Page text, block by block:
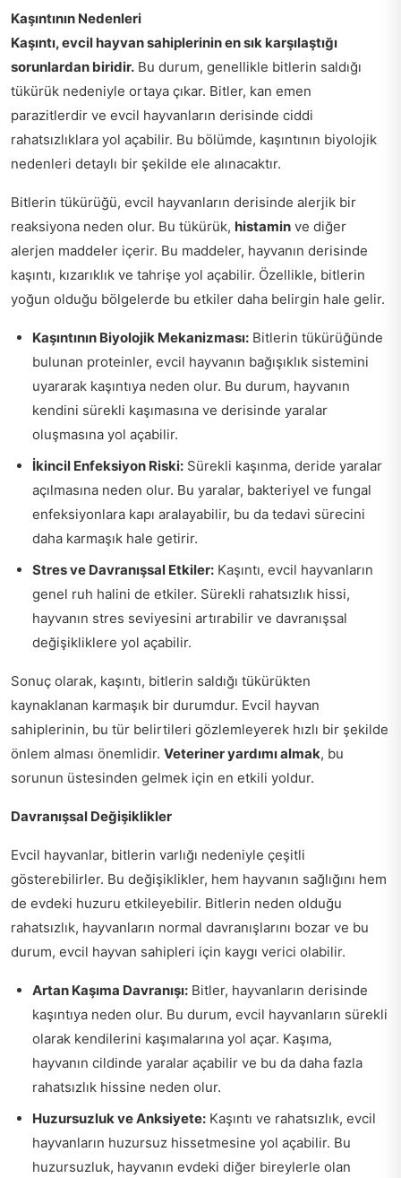
Kaşıntının Nedenleri
Kaşıntı, evcil hayvan sahiplerinin en sık karşılaştığı
sorunlardan biridir. Bu durum, genellikle bitlerin saldığı
tükürük nedeniyle ortaya çıkar. Bitler, kan emen
parazitlerdir ve evcil hayvanların derisinde ciddi
rahatsızlıklara yol açabilir. Bu bölümde, kaşıntının biyolojik
nedenleri detaylı bir şekilde ele alınacaktır.
Bitlerin tükürüğü, evcil hayvanların derisinde alerjik bir
reaksiyona neden olur. Bu tükürük, histamin ve diğer
alerjen maddeler içerir. Bu maddeler, hayvanın derisinde
kaşıntı, kızarıklık ve tahrişe yol açabilir. Özellikle, bitlerin
yoğun olduğu bölgelerde bu etkiler daha belirgin hale gelir.
Kaşıntının Biyolojik Mekanizması: Bitlerin tükürüğünde
bulunan proteinler, evcil hayvanın bağışıklık sistemini
uyararak kaşıntıya neden olur. Bu durum, hayvanın
kendini sürekli kaşımasına ve derisinde yaralar
oluşmasına yol açabilir.
İkincil Enfeksiyon Riski: Sürekli kaşınma, deride yaralar
açılmasına neden olur. Bu yaralar, bakteriyel ve fungal
enfeksiyonlara kapı aralayabilir, bu da tedavi sürecini
daha karmaşık hale getirir.
Stres ve Davranışsal Etkiler: Kaşıntı, evcil hayvanların
genel ruh halini de etkiler. Sürekli rahatsızlık hissi,
hayvanın stres seviyesini artırabilir ve davranışsal
değişikliklere yol açabilir.
Sonuç olarak, kaşıntı, bitlerin saldığı tükürükten
kaynaklanan karmaşık bir durumdur. Evcil hayvan
sahiplerinin, bu tür belirtileri gözlemleyerek hızlı bir şekilde
önlem alması önemlidir. Veteriner yardımı almak, bu
sorunun üstesinden gelmek için en etkili yoldur.
Davranışsal Değişiklikler
Evcil hayvanlar, bitlerin varlığı nedeniyle çeşitli
gösterebilirler. Bu değişiklikler, hem hayvanın sağlığını hem
de evdeki huzuru etkileyebilir. Bitlerin neden olduğu
rahatsızlık, hayvanların normal davranışlarını bozar ve bu
durum, evcil hayvan sahipleri için kaygı verici olabilir.
Artan Kaşıma Davranışı: Bitler, hayvanların derisinde
kaşıntıya neden olur. Bu durum, evcil hayvanların sürekli
olarak kendilerini kaşımalarına yol açar. Kaşıma,
hayvanın cildinde yaralar açabilir ve bu da daha fazla
rahatsızlık hissine neden olur.
Huzursuzluk ve Anksiyete: Kaşıntı ve rahatsızlık, evcil
hayvanların huzursuz hissetmesine yol açabilir. Bu
huzursuzluk, hayvanın evdeki diğer bireylerle olan